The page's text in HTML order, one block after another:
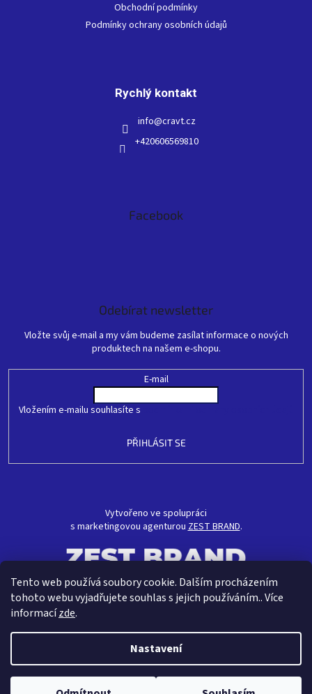
Tento web používá soubory cookie. Dalším procházením
tohoto webu vyjadřujete souhlas s jejich používáním.. Více
informacízde.
Nastavení
Obchodní podmínky
Podmínky ochrany osobních údajů
Rychlý kontakt
info@cravt.cz
+420606569810
Facebook
Odebírat newsletter
Vložte svůj e-mail a my vám budeme zasílat informace o nových
produktech na našem e-shopu.
E-mail
Vložením e-mailu souhlasíte s
PŘIHLÁSIT SE
Vytvořeno ve spolupráci
s marketingovou agenturou ZEST BRAND.
Vytvořil Shoptet